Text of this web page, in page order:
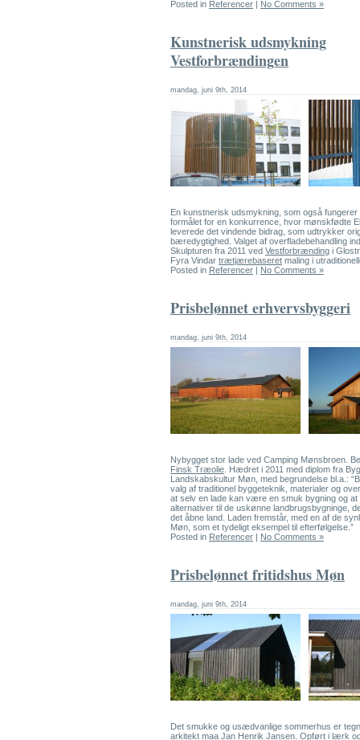
Posted in Referencer | No Comments »
Kunstnerisk udsmykning
Vestforbrændingen
mandag, juni 9th, 2014
En kunstnerisk udsmykning, som også
formålet for en konkurrence, hvor mønskfødte
leverede det vindende bidrag, som udtrykker
bæredygtighed. Valget af overfladebehandling
Skulpturen fra 2011 ved Vestforbrænding i
Fyra Vindar trætjærebaseret maling i
Posted in Referencer | No Comments »
Prisbelønnet erhvervsbyggeri
mandag, juni 9th, 2014
Nybygget stor lade ved Camping Mønsbroen.
Finsk Træolie . Hædret i 2011 med diplom fra
Landskabskultur Møn, med begrundelse bl.a.:
valg af traditionel byggeteknik, materialer og
at selv en lade kan være en smuk bygning og at
alternativer til de uskønne landbrugsbygninge,
det åbne land. Laden fremstår, med en af de
Møn, som et tydeligt eksempel til efterfølgelse.”
Posted in Referencer | No Comments »
Prisbelønnet fritidshus Møn
mandag, juni 9th, 2014
Det smukke og usædvanlige sommerhus er
arkitekt maa Jan Henrik Jansen. Opført i lærk